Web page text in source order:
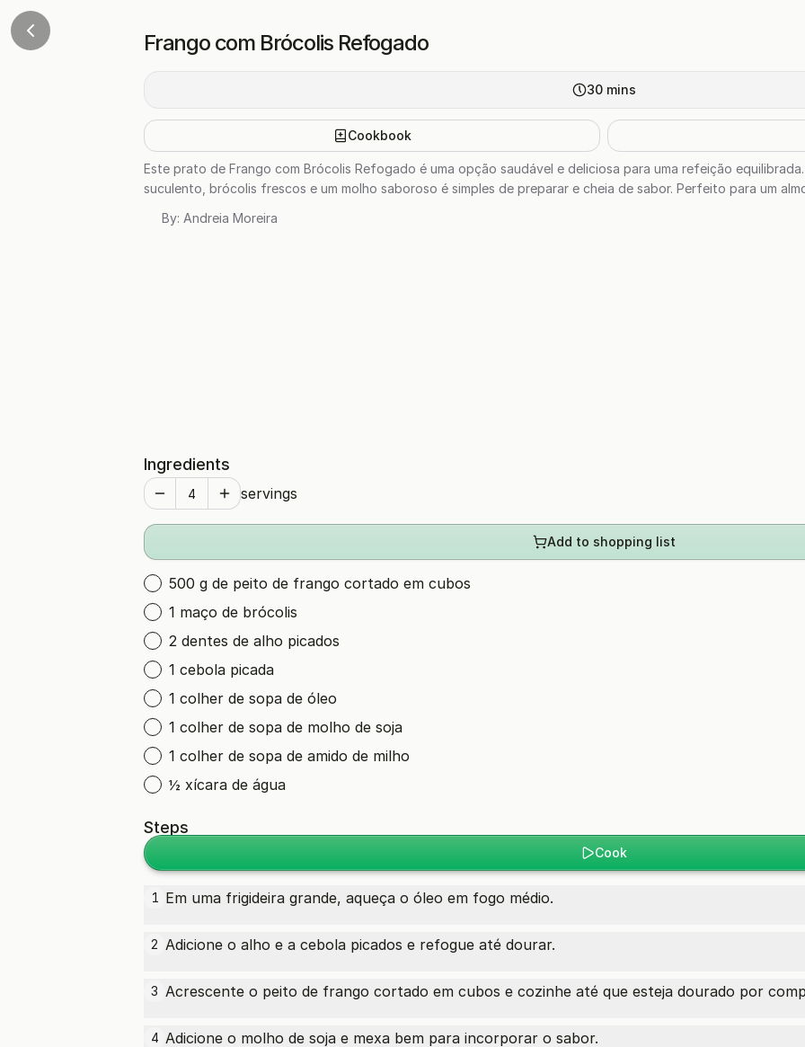
Frango com Brócolis Refogado
30 mins
Cookbook
Este prato de Frango com Brócolis Refogado é uma opção saudável e deliciosa para uma refeição
suculento, brócolis frescos e um molho saboroso é simples de preparar e cheia de sabor. Perfeito para um
By: Andreia Moreira
Ingredients
servings
Add to shopping list
500 g de peito de frango cortado em cubos
1 maço de brócolis
2 dentes de alho picados
1 cebola picada
1 colher de sopa de óleo
1 colher de sopa de molho de soja
1 colher de sopa de amido de milho
½ xícara de água
Steps
Cook
1 Em uma frigideira grande, aqueça o óleo em fogo médio.
2 Adicione o alho e a cebola picados e refogue até dourar.
3 Acrescente o peito de frango cortado em cubos e cozinhe até que esteja dourado por
4 Adicione o molho de soja e mexa bem para incorporar o sabor.